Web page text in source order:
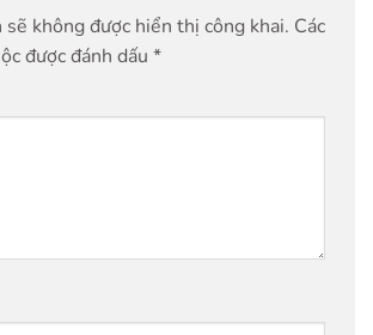
sẽ không được hiển thị công khai. Các
được đánh dấu *